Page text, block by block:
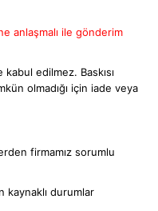
anlaşmalı ile gönderim
edilmez. Baskısı
olmadığı için iade veya
firmamız sorumlu
kaynaklı durumlar